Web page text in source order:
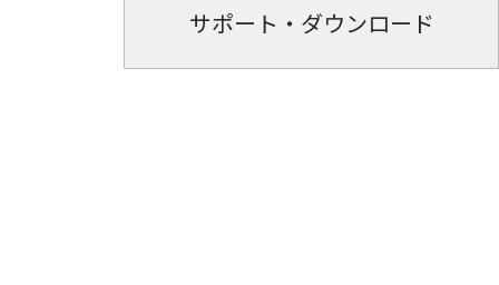
サポート・ダウンロード